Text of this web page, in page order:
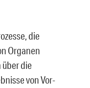
die
Organen
die
von Vor-